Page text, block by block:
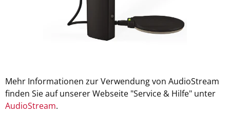
Mehr Informationen zur Verwendung von AudioStream
finden Sie auf unserer Webseite "Service & Hilfe" unter
AudioStream.